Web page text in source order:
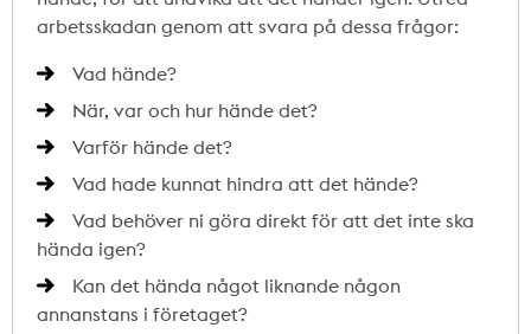
arbetsskadan genom att svara på dessa frågor:
Vad hände?
När, var och hur hände det?
Varför hände det?
Vad hade kunnat hindra att det hände?
Vad behöver ni göra direkt för att det inte ska
hända igen?
Kan det hända något liknande någon
annanstans i företaget?